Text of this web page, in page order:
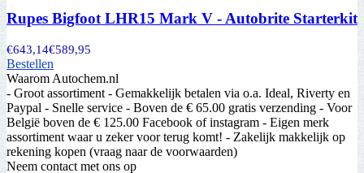
Rupes Bigfoot LHR15 Mark V - Autobrite Starterkit
€643,14€589,95
Bestellen
Waarom Autochem.nl
- Groot assortiment - Gemakkelijk betalen via o.a. Ideal, Riverty en
Paypal - Snelle service - Boven de € 65.00 gratis verzending - Voor
België boven de € 125.00 Facebook of instagram - Eigen merk
assortiment waar u zeker voor terug komt! - Zakelijk makkelijk op
rekening kopen (vraag naar de voorwaarden)
Neem contact met ons op